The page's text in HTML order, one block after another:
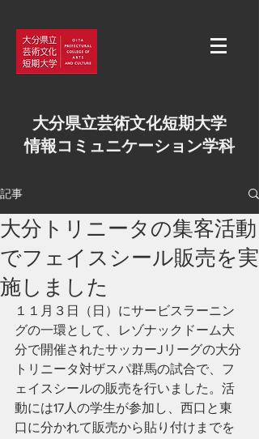
大分県立芸術文化短期大学
情報コミュニケーション学科
記事
大分トリニータの集客活動
でフェイスシール販売を実
施しました
１１月３日（日）にサービスラーニン
グの一環として、レゾナックドーム大
分で開催されたサッカーJリーグの大分
トリニータ対ザスパ群馬の試合で、フ
ェイスシールの販売を行いました。活
動には17人の学生が参加し、西口と東
口に分かれて販売から貼り付けまでを